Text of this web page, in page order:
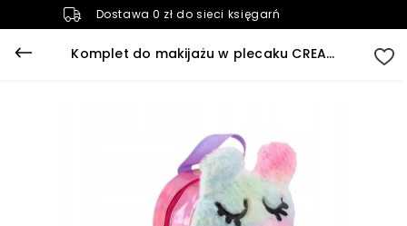
Dostawa 0 zł do sieci księgarń
Komplet do makijażu w plecaku CREATE IT!